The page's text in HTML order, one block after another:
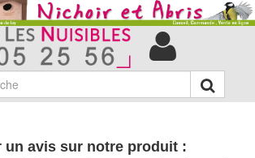
un avis sur notre produit :